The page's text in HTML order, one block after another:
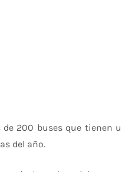
200 buses que tienen
del año.